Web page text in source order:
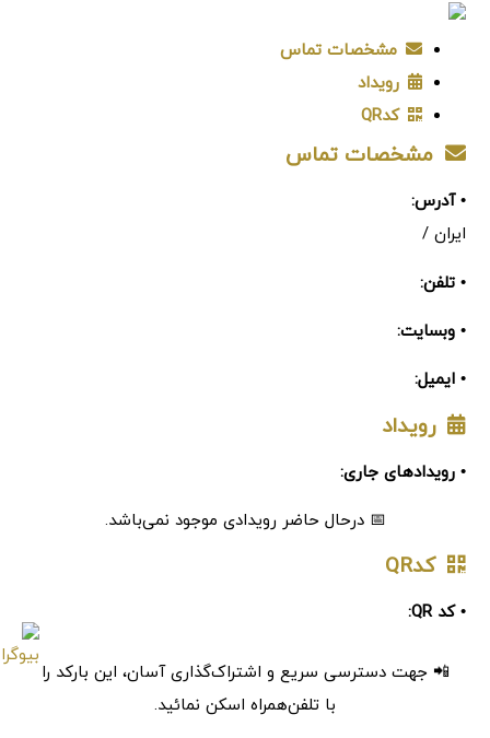
مشخصات تماس
رویداد
کدQR
مشخصات تماس
• آدرس:
ایران /
• تلفن:
• وبسایت:
• ایمیل:
رویداد
• رویدادهای جاری:
📅 درحال حاضر رویدادی موجود نمی‌باشد.
کدQR
• کد QR:
📲 جهت دسترسی سریع و اشتراک‌گذاری آسان، این بارکد را
با تلفن‌همراه اسکن نمائید.